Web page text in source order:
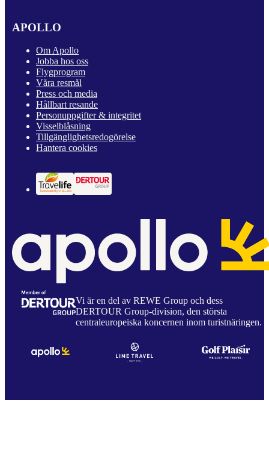
APOLLO
Om Apollo
Jobba hos oss
Flygprogram
Våra resmål
Press och media
Hållbart resande
Personuppgifter & integritet
Visselblåsning
Tillgänglighetsredogörelse
Hantera cookies
Vi är en del av REWE Group och dess
DERTOUR Group-division, den största
centraleuropeiska koncernen inom turistnäringen.